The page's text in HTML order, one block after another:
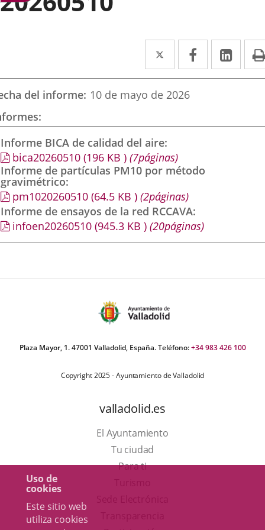
Uso de
cookies
Este sitio web
utiliza cookies
Twitter
Enlace
a
una
externa.
Facebook
Enlace
a
externa.
a
del informe 10 de mayo de 2026
Informe BICA de calidad del aire
bica20260510 (196 KB ) (7páginas)
Informe de partículas PM10 por método
gravimétrico
pm1020260510 (64.5 KB ) (2páginas)
Informe de ensayos de la red RCCAVA
infoen20260510 (945.3 KB ) (20páginas)
Plaza Mayor, 1. 47001 Valladolid, España. Teléfono:+34 983 426 100
Copyright 2025 - Ayuntamiento de Valladolid
valladolid.es
El Ayuntamiento
Tu ciudad
Para ti